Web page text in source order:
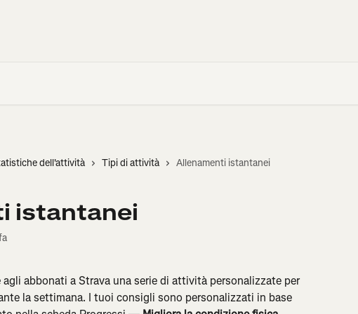
dell'attività Tipi di attività Allenamenti istantanei
istantanei
abbonati a Strava una serie di attività personalizzate per
la settimana. I tuoi consigli sono personalizzati in base